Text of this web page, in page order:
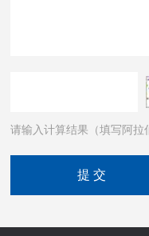
请输入计算结果（填写阿拉